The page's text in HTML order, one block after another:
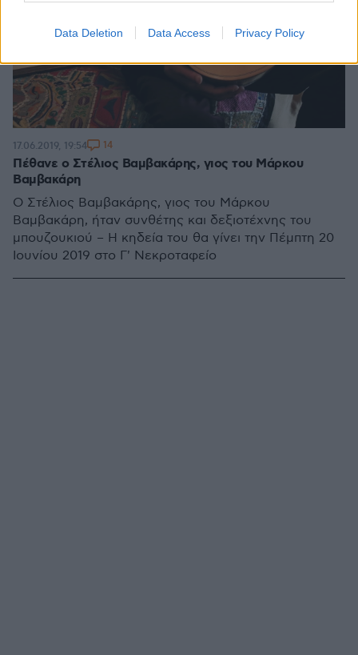
Data Deletion Data Access Privacy Policy
Πέθανε ο Στέλιος Βαμβακάρης, γιος του Μάρκου
Βαμβακάρη
Ο Στέλιος Βαμβακάρης, γιος του Μάρκου
Βαμβακάρη, ήταν συνθέτης και δεξιοτέχνης του
μπουζουκιού – Η κηδεία του θα γίνει την Πέμπτη 20
Ιουνίου 2019 στο Γ' Νεκροταφείο
17.06.2019, 19:54 14